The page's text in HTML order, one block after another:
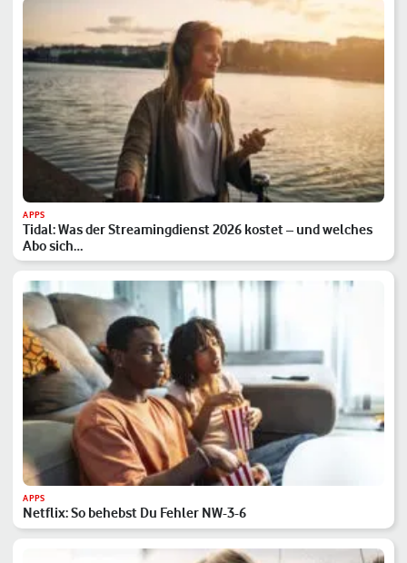
APPS
Tidal: Was der Streamingdienst 2026 kostet – und welches
Abo sich…
APPS
Netflix: So behebst Du Fehler NW-3-6